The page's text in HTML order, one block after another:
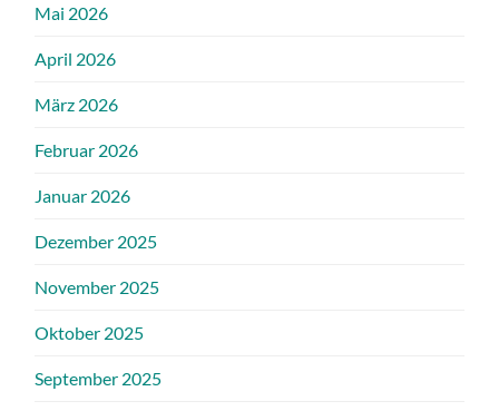
Mai 2026
April 2026
März 2026
Februar 2026
Januar 2026
Dezember 2025
November 2025
Oktober 2025
September 2025